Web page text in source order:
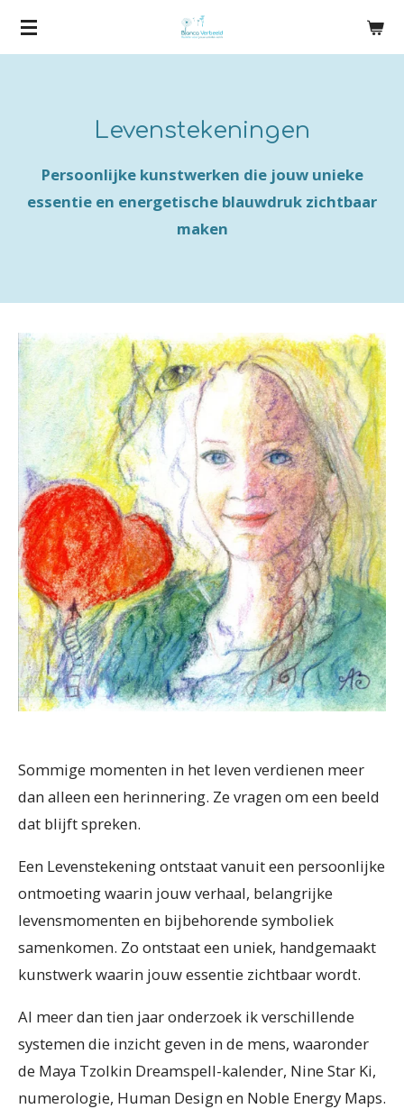
Ga
Levenstekeningen
Persoonlijke kunstwerken die jouw unieke
essentie en energetische blauwdruk zichtbaar
maken
Sommige momenten in het leven verdienen meer
dan alleen een herinnering. Ze vragen om een beeld
dat blijft spreken.
Een Levenstekening ontstaat vanuit een persoonlijke
ontmoeting waarin jouw verhaal, belangrijke
levensmomenten en bijbehorende symboliek
samenkomen. Zo ontstaat een uniek, handgemaakt
kunstwerk waarin jouw essentie zichtbaar wordt.
Al meer dan tien jaar onderzoek ik verschillende
systemen die inzicht geven in de mens, waaronder
de Maya Tzolkin Dreamspell-kalender, Nine Star Ki,
numerologie, Human Design en Noble Energy Maps.